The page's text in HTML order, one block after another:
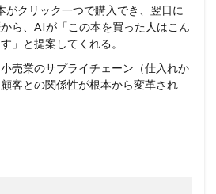
がクリック一つで購入でき、翌日に
ら、AIが「この本を買った人はこん
」と提案してくれる。
小売業のサプライチェーン（仕入れか
客との関係性が根本から変革され